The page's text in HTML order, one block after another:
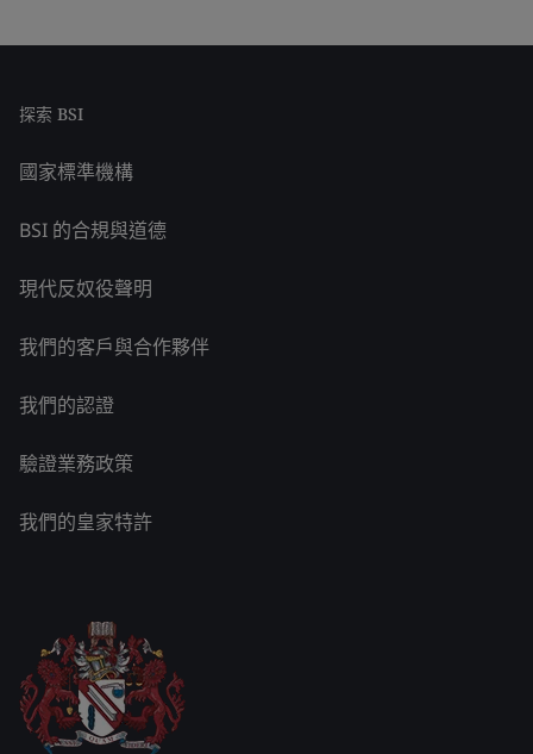
探索 BSI
國家標準機構
BSI 的合規與道德
現代反奴役聲明
我們的客戶與合作夥伴
我們的認證
驗證業務政策
我們的皇家特許